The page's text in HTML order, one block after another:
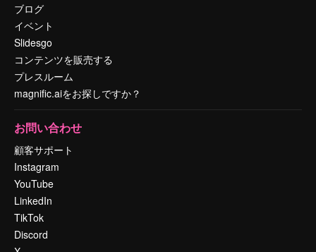
ブログ
イベント
Slidesgo
コンテンツを販売する
プレスルーム
magnific.aiをお探しですか？
お問い合わせ
顧客サポート
Instagram
YouTube
LinkedIn
TikTok
Discord